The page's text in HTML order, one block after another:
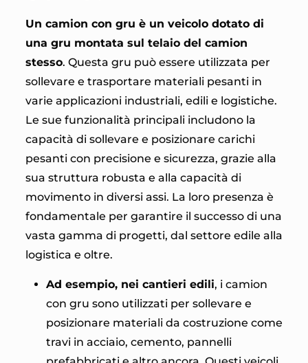
Un camion con gru è un veicolo dotato di
una gru montata sul telaio del camion
stesso. Questa gru può essere utilizzata per
sollevare e trasportare materiali pesanti in
varie applicazioni industriali, edili e logistiche.
Le sue funzionalità principali includono la
capacità di sollevare e posizionare carichi
pesanti con precisione e sicurezza, grazie alla
sua struttura robusta e alla capacità di
movimento in diversi assi. La loro presenza è
fondamentale per garantire il successo di una
vasta gamma di progetti, dal settore edile alla
logistica e oltre.
Ad esempio, nei cantieri edili, i camion
con gru sono utilizzati per sollevare e
posizionare materiali da costruzione come
travi in acciaio, cemento, pannelli